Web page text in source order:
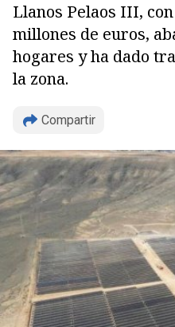
Llanos Pelaos III,
millones de euros,
hogares y ha dado
la zona.
Compartir
Copiar